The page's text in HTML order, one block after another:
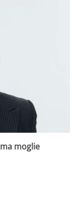
moglie